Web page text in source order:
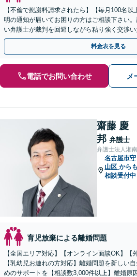
【不倫で慰謝料請求されたら】【毎月100名
明の通知が届いてお困りの方はご相談下さい
い弁護士が裁判を回避しながら粘り強く交渉
相談可(予約制)】【全国対応】
料金表を見る
電話でお問い合わせ メ
齋藤 慶
邦 弁護士
弁護士法人湘
名古屋市守
山区 からも
相談受付中
育児放棄による離婚問題
【全国エリア対応】【オンライン面談OK】【
【乳幼児お連れの方対応】離婚問題を新しい
めのサポートを【相談数3,000件以上】離婚原